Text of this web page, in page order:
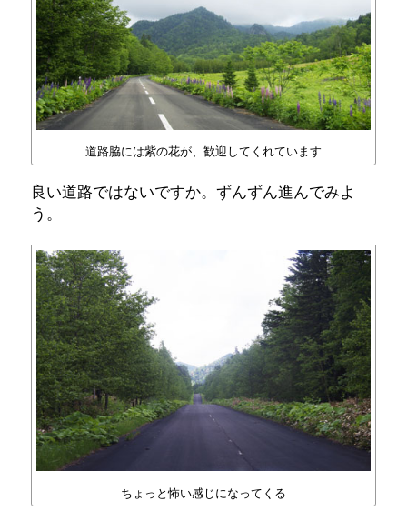
道路脇には紫の花が、歓迎してくれています
良い道路ではないですか。ずんずん進んでみよ
う。
ちょっと怖い感じになってくる